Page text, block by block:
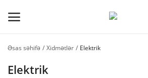
qeydiyyatı
Əsas səhifə Xidmətlər Elektrik
Elektrik